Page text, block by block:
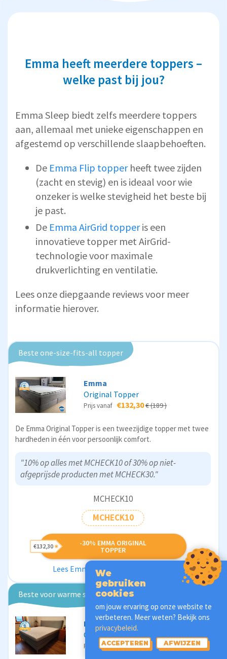
Emma heeft meerdere toppers –
welke past bij jou?
Emma Sleep biedt zelfs meerdere toppers
aan, allemaal met unieke eigenschappen en
afgestemd op verschillende slaapbehoeften.
De Emma Flip topperheeft twee zijden
(zacht en stevig) en is ideaal voor wie
onzeker is welke stevigheid het beste bij
je past.
De Emma AirGrid topperis een
innovatieve topper met AirGrid-
technologie voor maximale
drukverlichting en ventilatie.
Lees onze diepgaande reviews voor meer
informatie hierover.
Beste one-size-fits-all topper
Emma
Original Topper
Prijs vanaf €132,30€ (189 )
De Emma Original Topper is een tweezijdige topper met twee
hardheden in één voor persoonlijk comfort.
"10% op alles met MCHECK10 of 30% op niet-
afgeprijsde producten met MCHECK30."
MCHECK10
MCHECK10
-30% EMMA ORIGINAL
TOPPER
€132,30
Lees Emma Original Topper Review
Beste voor warme slapers
Emma
Original Pro Topper
Prijs vanaf€206,40€ (344 )
We
gebruiken
cookies
om jouw ervaring op onze website te
verbeteren. Meer weten? Bekijk ons
privacybeleid.
ACCEPTEREN AFWIJZEN